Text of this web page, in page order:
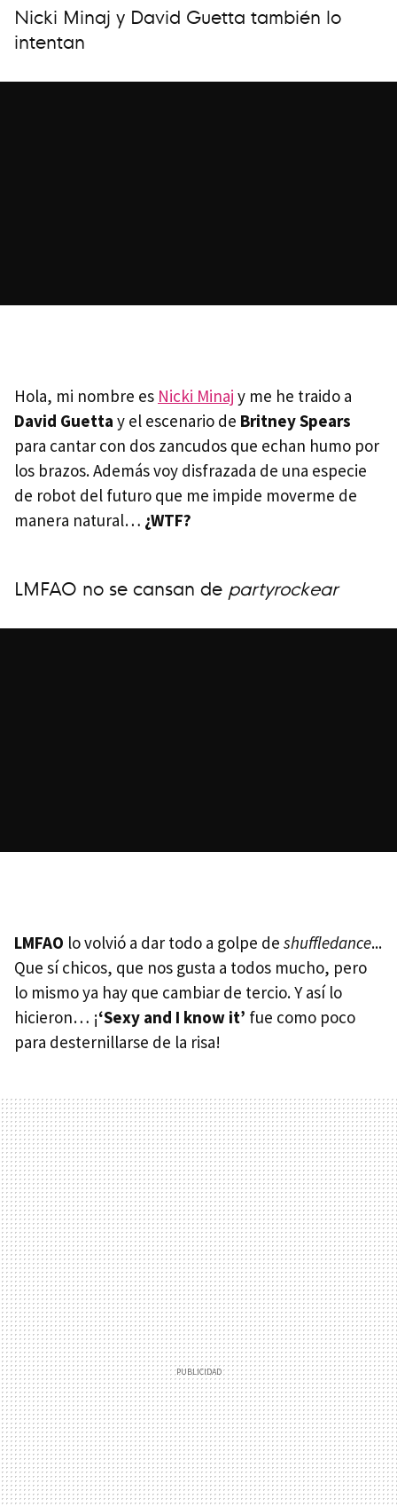
Nicki Minaj y David Guetta también lo
intentan
Hola, mi nombre es Nicki Minaj y me he traido a
David Guetta y el escenario de Britney Spears
para cantar con dos zancudos que echan humo por
los brazos. Además voy disfrazada de una especie
de robot del futuro que me impide moverme de
manera natural… ¿WTF?
LMFAO no se cansan de partyrockear
LMFAO lo volvió a dar todo a golpe de shuffledance...
Que sí chicos, que nos gusta a todos mucho, pero
lo mismo ya hay que cambiar de tercio. Y así lo
hicieron… ¡‘Sexy and I know it’ fue como poco
para desternillarse de la risa!